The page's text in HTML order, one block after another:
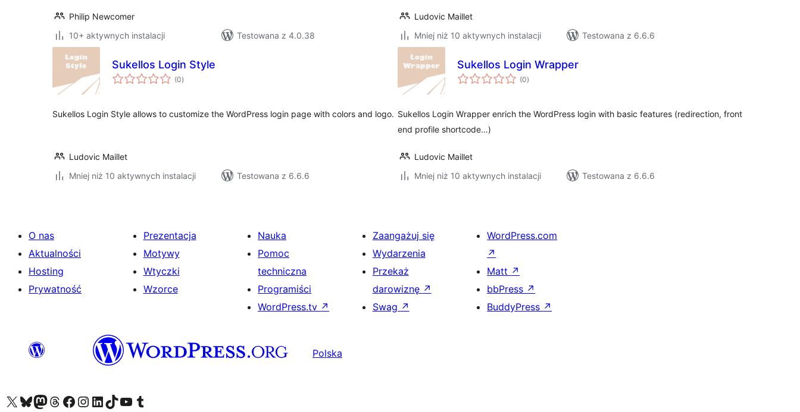
Philip Newcomer
10+ aktywnych instalacji
Testowana z 4.0.38
Ludovic Maillet
Mniej niż 10 aktywnych instalacji
Testowana z 6.6.6
Sukellos Login Style
(0wszystkich
ocen
)
Sukellos Login Style allows to customize the WordPress login page with colors and logo.
Ludovic Maillet
Mniej niż 10 aktywnych instalacji
Testowana z 6.6.6
Sukellos Login Wrapper
(0wszystkich
ocen
)
Sukellos Login Wrapper enrich the WordPress login with basic features (redirection, front
end profile shortcode…)
Ludovic Maillet
Mniej niż 10 aktywnych instalacji
Testowana z 6.6.6
O nas
Aktualności
Hosting
Prywatność
Prezentacja
Motywy
Wtyczki
Wzorce
Nauka
Pomoc
techniczna
Programiści
WordPress.tv ↗
Zaangażuj się
Wydarzenia
Przekaż
darowiznę ↗
Swag ↗
WordPress.com
↗
Matt ↗
bbPress ↗
BuddyPress ↗
Polska
Odwiedź nasze konto X (dawniej Twitter)
Odwiedź nasze konto Bluesky
Odwiedź nasze konto na Mastodoncie
Odwiedź naszego Threadsa
Odwiedź naszego Facebooka
Odwiedź nasze konto na Instagramie
Odwiedź nasze konto na LinkedIn
Odwiedź naszego TikToka
Odwiedź nasz kanał YouTube
Odwiedź naszego Tumblra